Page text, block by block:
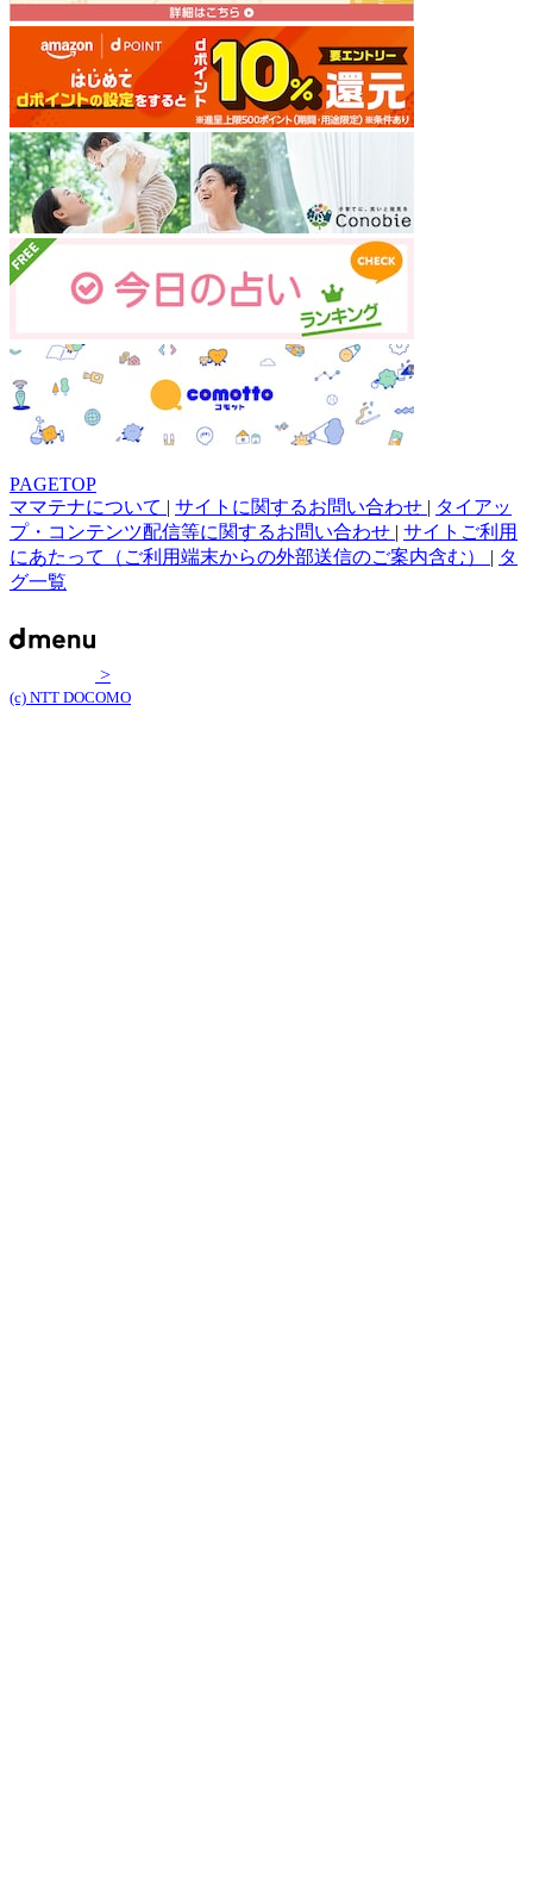
PAGETOP
ママテナについて | サイトに関するお問い合わせ | タイアッ
プ・コンテンツ配信等に関するお問い合わせ | サイトご利用
にあたって（ご利用端末からの外部送信のご案内含む） | タ
グ一覧
>
(c) NTT DOCOMO